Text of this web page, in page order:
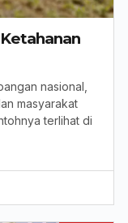
nasional,
masyarakat
terlihat di